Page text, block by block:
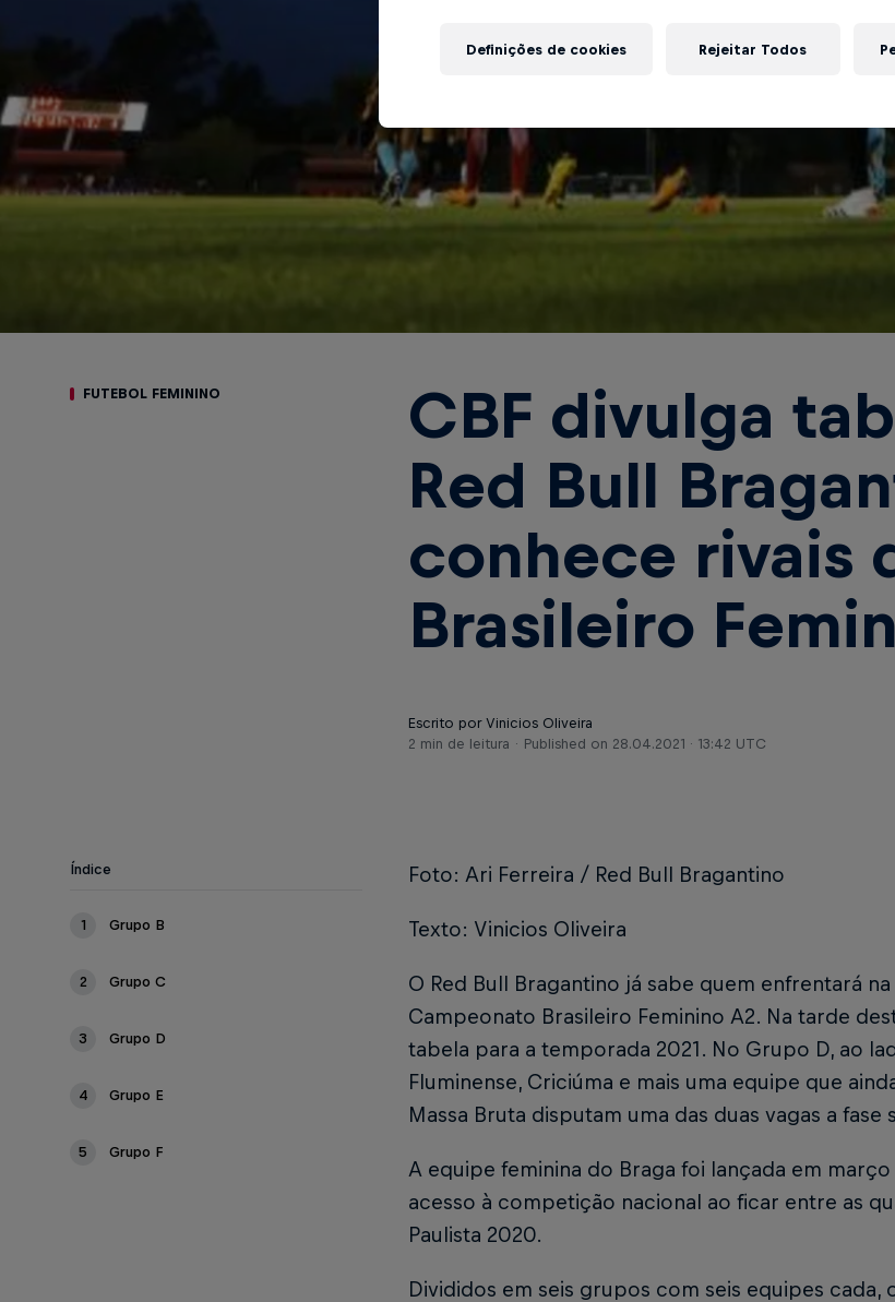
FUTEBOL FEMININO
CBF divulga
Red Bull
conhece rivais
Brasileiro
Escrito por Vinicios Oliveira
2 min de leitura
Published on 28.04.2021 · 13:42 UTC
Índice
1 Grupo B
2 Grupo C
3 Grupo D
4 Grupo E
5 Grupo F
Foto: Ari Ferreira / Red Bull Bragantino
Texto: Vinicios Oliveira
O Red Bull Bragantino já sabe quem enfrentará
Campeonato Brasileiro Feminino A2. Na tarde
tabela para a temporada 2021. No Grupo D, ao
Fluminense, Criciúma e mais uma equipe que
Massa Bruta disputam uma das duas vagas a fase
A equipe feminina do Braga foi lançada em
acesso à competição nacional ao ficar entre as
Paulista 2020.
Divididos em seis grupos com seis equipes cada,
Definições de cookies Rejeitar Todos